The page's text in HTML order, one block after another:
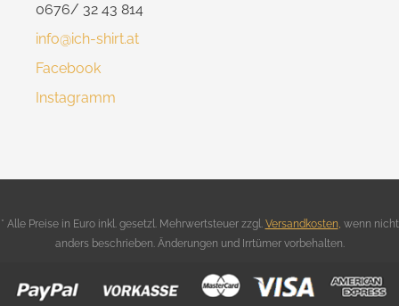
0676/ 32 43 814
info@ich-shirt.at
Facebook
Instagramm
* Alle Preise in Euro inkl. gesetzl. Mehrwertsteuer zzgl. Versandkosten, wenn nicht
anders beschrieben. Änderungen und Irrtümer vorbehalten.